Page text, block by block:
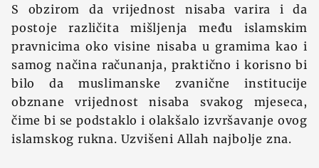
S obzirom da vrijednost nisaba varira i da
postoje različita mišljenja među islamskim
pravnicima oko visine nisaba u gramima kao i
samog načina računanja, praktično i korisno bi
bilo da muslimanske zvanične institucije
obznane vrijednost nisaba svakog mjeseca,
čime bi se podstaklo i olakšalo izvršavanje ovog
islamskog rukna. Uzvišeni Allah najbolje zna.